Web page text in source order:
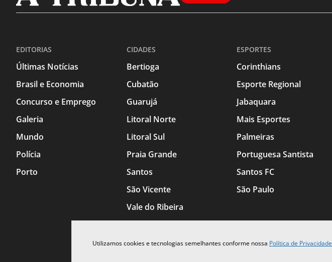
Utilizamos cookies e tecnologias semelhantes conforme nossa Política de Privacidade
EDITORIAS
Últimas Notícias
Brasil e Economia
Concurso e Emprego
Galeria
Mundo
Polícia
Porto
CIDADES
Bertioga
Cubatão
Guarujá
Litoral Norte
Litoral Sul
Praia Grande
Santos
São Vicente
Vale do Ribeira
ESPORTES
Corinthians
Esporte Regional
Jabaquara
Mais Esportes
Palmeiras
Portuguesa Santista
Santos FC
São Paulo